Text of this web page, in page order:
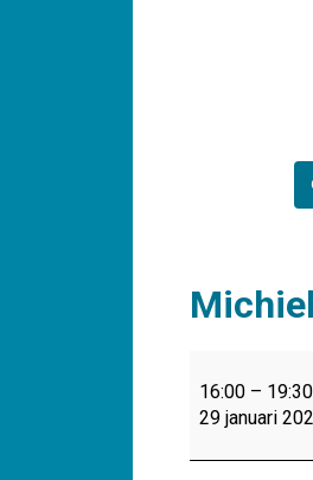
Vermaak,
AVG
Denk
16:00 – 19:30
29 januari